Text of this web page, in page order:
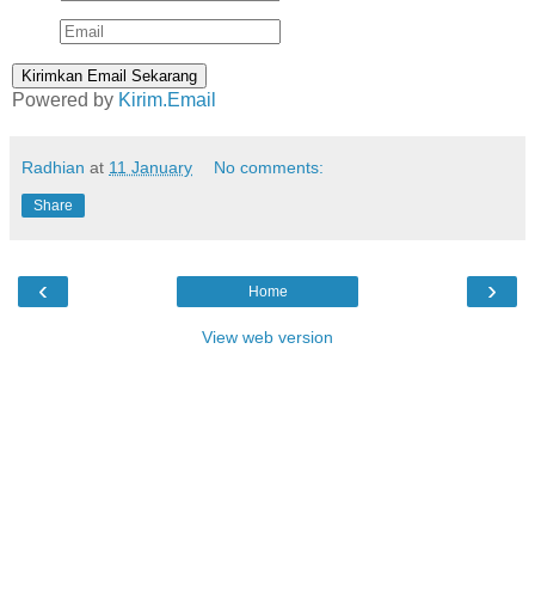
Kirimkan Email Sekarang
Powered by Kirim.Email
Radhian at 11 January No comments:
Share
‹ ›
Home
View web version